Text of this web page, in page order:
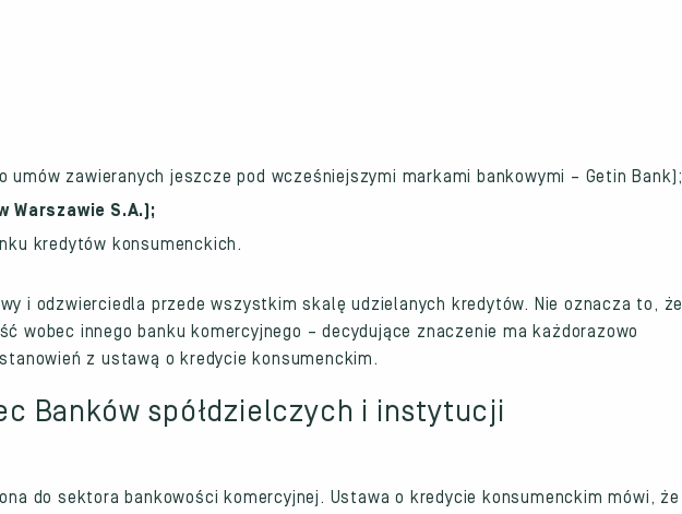
umów zawieranych jeszcze pod wcześniejszymi markami bankowymi – Getin Bank);
Warszawie S.A.);
kredytów konsumenckich.
i odzwierciedla przede wszystkim skalę udzielanych kredytów. Nie oznacza to, że
wobec innego banku komercyjnego – decydujące znaczenie ma każdorazowo
z ustawą o kredycie konsumenckim.
Banków spółdzielczych i instytucji
do sektora bankowości komercyjnej. Ustawa o kredycie konsumenckim mówi, że